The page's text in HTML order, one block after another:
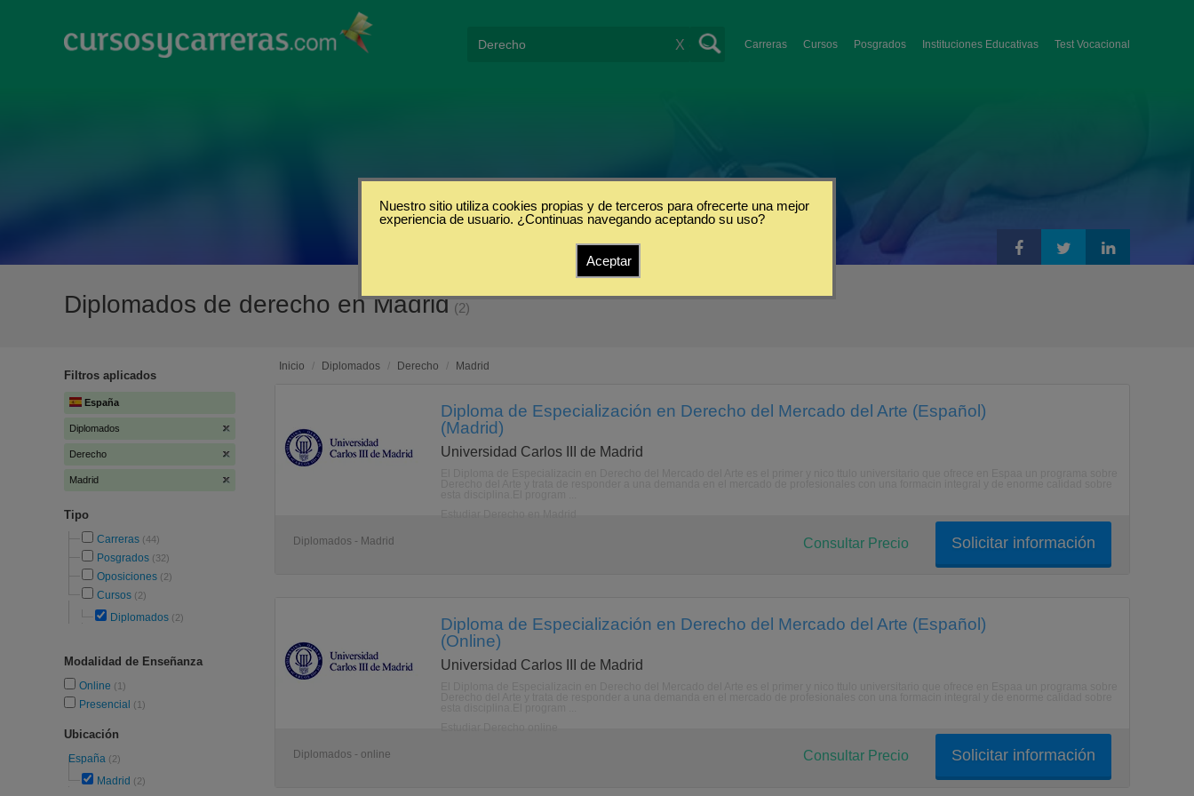
Carreras Cursos Posgrados Instituciones Educativas Test Vocacional
X
Diplomados de derecho en Madrid (2)
Filtros aplicados
España
Diplomados
Derecho
Madrid
Tipo
Carreras (44)
Posgrados (32)
Oposiciones (2)
Cursos (2)
Diplomados (2)
Modalidad de Enseñanza
Online (1)
Presencial (1)
Ubicación
España (2)
Madrid (2)
Inicio / Diplomados / Derecho / Madrid
Diploma de Especialización en Derecho del Mercado del Arte (Español)
(Madrid)
Universidad Carlos III de Madrid
Diplomados - Madrid Solicitar información
Consultar Precio
Diploma de Especialización en Derecho del Mercado del Arte (Español)
(Online)
Universidad Carlos III de Madrid
Diplomados - online Solicitar información
Consultar Precio
Nuestro sitio utiliza cookies propias y de terceros para ofrecerte una mejor
experiencia de usuario. ¿Continuas navegando aceptando su uso?
Aceptar